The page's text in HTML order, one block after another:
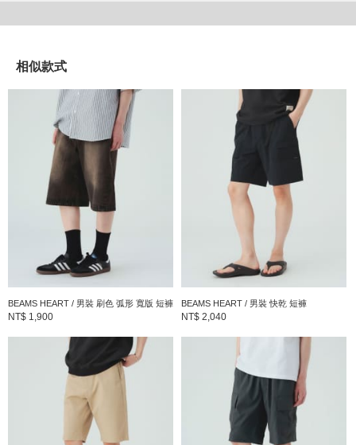
相似款式
BEAMS HEART / 男裝 刷色 弧形 寬版 短褲
NT$ 1,900
BEAMS HEART / 男裝 快乾 短褲
NT$ 2,040